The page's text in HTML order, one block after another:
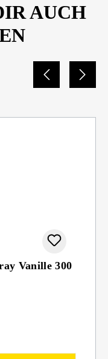
AUCH
Vanille 300